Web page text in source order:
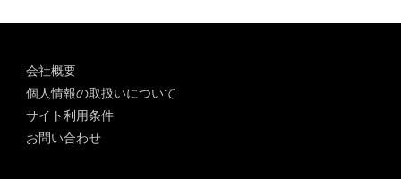
会社概要
個人情報の取扱いについて
サイト利用条件
お問い合わせ